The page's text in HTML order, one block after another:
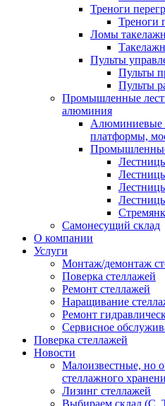
Треноги
Треноги
Ломы
Пульты
Пульты
Пульты
Промышленные
алюминия
Алюминиевые
платформы,
Самонесущий склад
О компании
Услуги
Монтаж/демонтаж
Поверка cтеллажей
Ремонт стеллажей
Наращивание
Ремонт
Сервисное
Поверка cтеллажей
Новости
Малоизвестные, но
стеллажного
Лизинг стеллажей
Выбираем склад (С.